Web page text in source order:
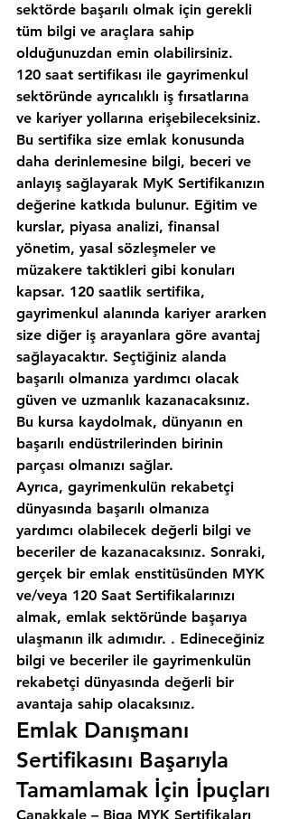
sektörde başarılı olmak için gerekli
tüm bilgi ve araçlara sahip
olduğunuzdan emin olabilirsiniz.
120 saat sertifikası ile gayrimenkul
sektöründe ayrıcalıklı iş fırsatlarına
ve kariyer yollarına erişebileceksiniz.
Bu sertifika size emlak konusunda
daha derinlemesine bilgi, beceri ve
anlayış sağlayarak MyK Sertifikanızın
değerine katkıda bulunur. Eğitim ve
kurslar, piyasa analizi, finansal
yönetim, yasal sözleşmeler ve
müzakere taktikleri gibi konuları
kapsar. 120 saatlik sertifika,
gayrimenkul alanında kariyer ararken
size diğer iş arayanlara göre avantaj
sağlayacaktır. Seçtiğiniz alanda
başarılı olmanıza yardımcı olacak
güven ve uzmanlık kazanacaksınız.
Bu kursa kaydolmak, dünyanın en
başarılı endüstrilerinden birinin
parçası olmanızı sağlar.
Ayrıca, gayrimenkulün rekabetçi
dünyasında başarılı olmanıza
yardımcı olabilecek değerli bilgi ve
beceriler de kazanacaksınız. Sonraki,
gerçek bir emlak enstitüsünden MYK
ve/veya 120 Saat Sertifikalarınızı
almak, emlak sektöründe başarıya
ulaşmanın ilk adımıdır. . Edineceğiniz
bilgi ve beceriler ile gayrimenkulün
rekabetçi dünyasında değerli bir
avantaja sahip olacaksınız.
Emlak Danışmanı
Sertifikasını Başarıyla
Tamamlamak İçin İpuçları
Çanakkale – Biga MYK Sertifikaları